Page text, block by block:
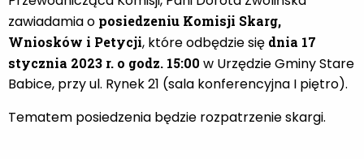
zawiadamia o posiedzeniu Komisji Skarg,
Wniosków i Petycji, które odbędzie się dnia 17
stycznia 2023 r. o godz. 15:00 w Urzędzie Gminy Stare
Babice, przy ul. Rynek 21 (sala konferencyjna I piętro).
Tematem posiedzenia będzie rozpatrzenie skargi.